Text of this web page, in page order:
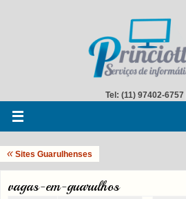
Tel: (11) 97402-6757 |
« Sites Guarulhenses
vagas-em-guarulhos